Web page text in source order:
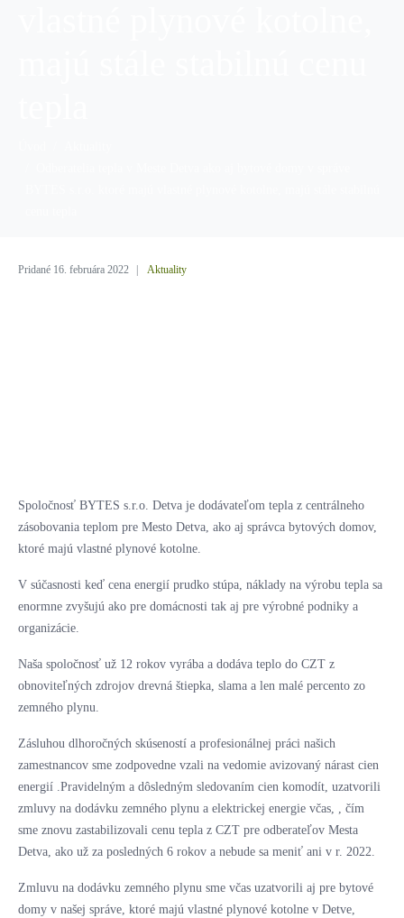
Pridané 16. februára 2022 Aktuality
Spoločnosť BYTES s.r.o. Detva je dodávateľom tepla z centrálneho
zásobovania teplom pre Mesto Detva, ako aj správca bytových domov,
ktoré majú vlastné plynové kotolne.
V súčasnosti keď cena energií prudko stúpa, náklady na výrobu tepla sa
enormne zvyšujú ako pre domácnosti tak aj pre výrobné podniky a
organizácie.
Naša spoločnosť už 12 rokov vyrába a dodáva teplo do CZT z
obnoviteľných zdrojov drevná štiepka, slama a len malé percento zo
zemného plynu.
Zásluhou dlhoročných skúseností a profesionálnej práci našich
zamestnancov sme zodpovedne vzali na vedomie avizovaný nárast cien
energií .Pravidelným a dôsledným sledovaním cien komodít, uzatvorili
zmluvy na dodávku zemného plynu a elektrickej energie včas, , čím
sme znovu zastabilizovali cenu tepla z CZT pre odberateľov Mesta
Detva, ako už za posledných 6 rokov a nebude sa meniť ani v r. 2022.
Zmluvu na dodávku zemného plynu sme včas uzatvorili aj pre bytové
domy v našej správe, ktoré majú vlastné plynové kotolne v Detve,